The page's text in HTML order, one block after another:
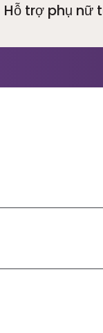
Hỗ trợ phụ nữ